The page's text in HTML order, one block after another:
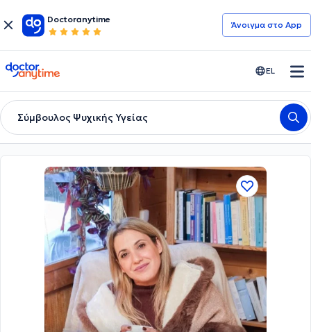
Doctoranytime
Άνοιγμα στο App
doctoranytime EL
Σύμβουλος Ψυχικής Υγείας